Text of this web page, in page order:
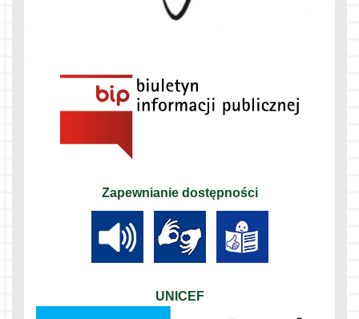
Zapewnianie dostępności
UNICEF